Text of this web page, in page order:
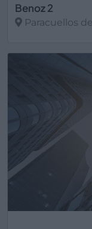
Benoz 2
Paracuellos